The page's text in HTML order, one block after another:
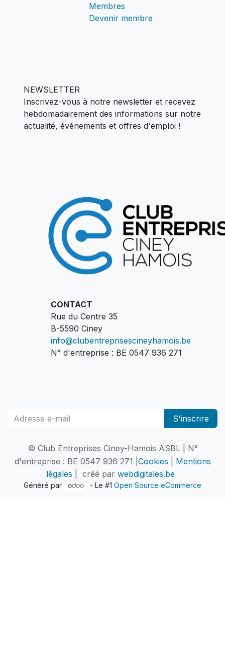
Membres
Devenir membre
NEWSLETTER
Inscrivez-vous à notre newsletter et recevez
hebdomadairement des informations sur notre
actualité, événements et offres d'emploi !
CONTACT
Rue du Centre 35
B-5590 Ciney
info@clubentreprisescineyhamois.be
N° d'entreprise : BE 0547 936 271
S'inscrire
© Club Entreprises Ciney-Hamois ASBL | N°
d'entreprise : BE 0547 936 271 | Cookies
Mentions
légales | créé par webdigitales.be
Généré par - Le #1Open Source eCommerce